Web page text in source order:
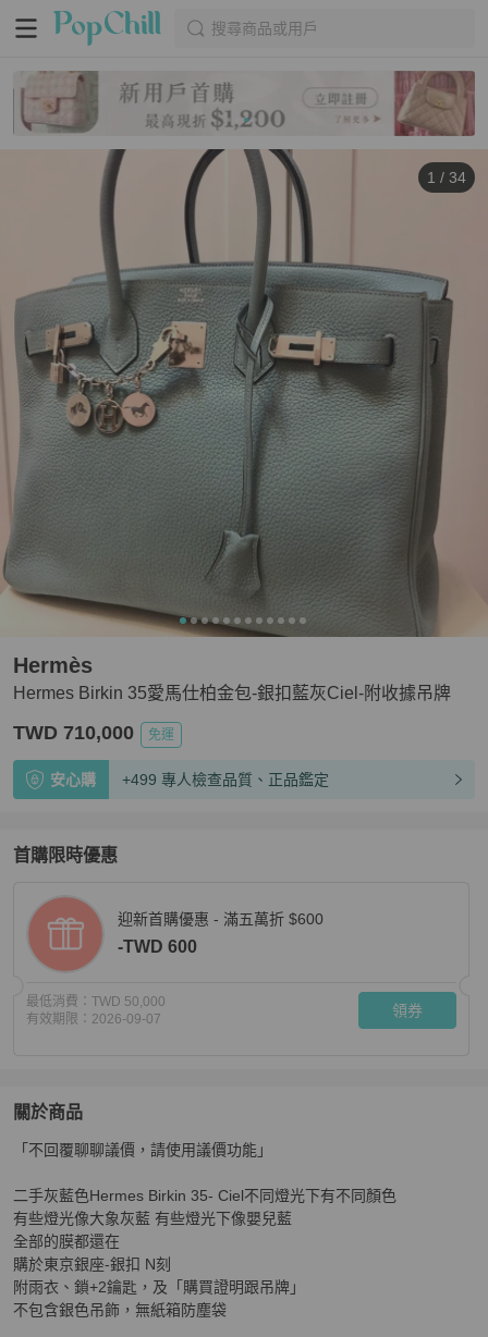
搜尋商品或用戶
1 / 34
Hermes Birkin 35愛馬仕柏金包-銀扣藍灰Ciel-附收據吊牌
Hermès
TWD 710,000 免運
安心購 +499 專人檢查品質、正品鑑定
首購限時優惠
迎新首購優惠 - 滿五萬折 $600
-TWD 600
最低消費： TWD 50,000
有效期限： 2026-09-07 領券
關於商品
關於Hermes Birkin 35愛馬仕柏金包-銀扣藍灰Ciel-附收據吊牌
「不回覆聊聊議價，請使用議價功能」
二手灰藍色Hermes Birkin 35- Ciel不同燈光下有不同顏色
有些燈光像大象灰藍 有些燈光下像嬰兒藍
全部的膜都還在
購於東京銀座-銀扣 N刻
附雨衣、鎖+2鑰匙，及「購買證明跟吊牌」
不包含銀色吊飾，無紙箱防塵袋